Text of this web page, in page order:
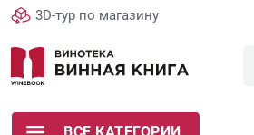
3D-тур по магазину